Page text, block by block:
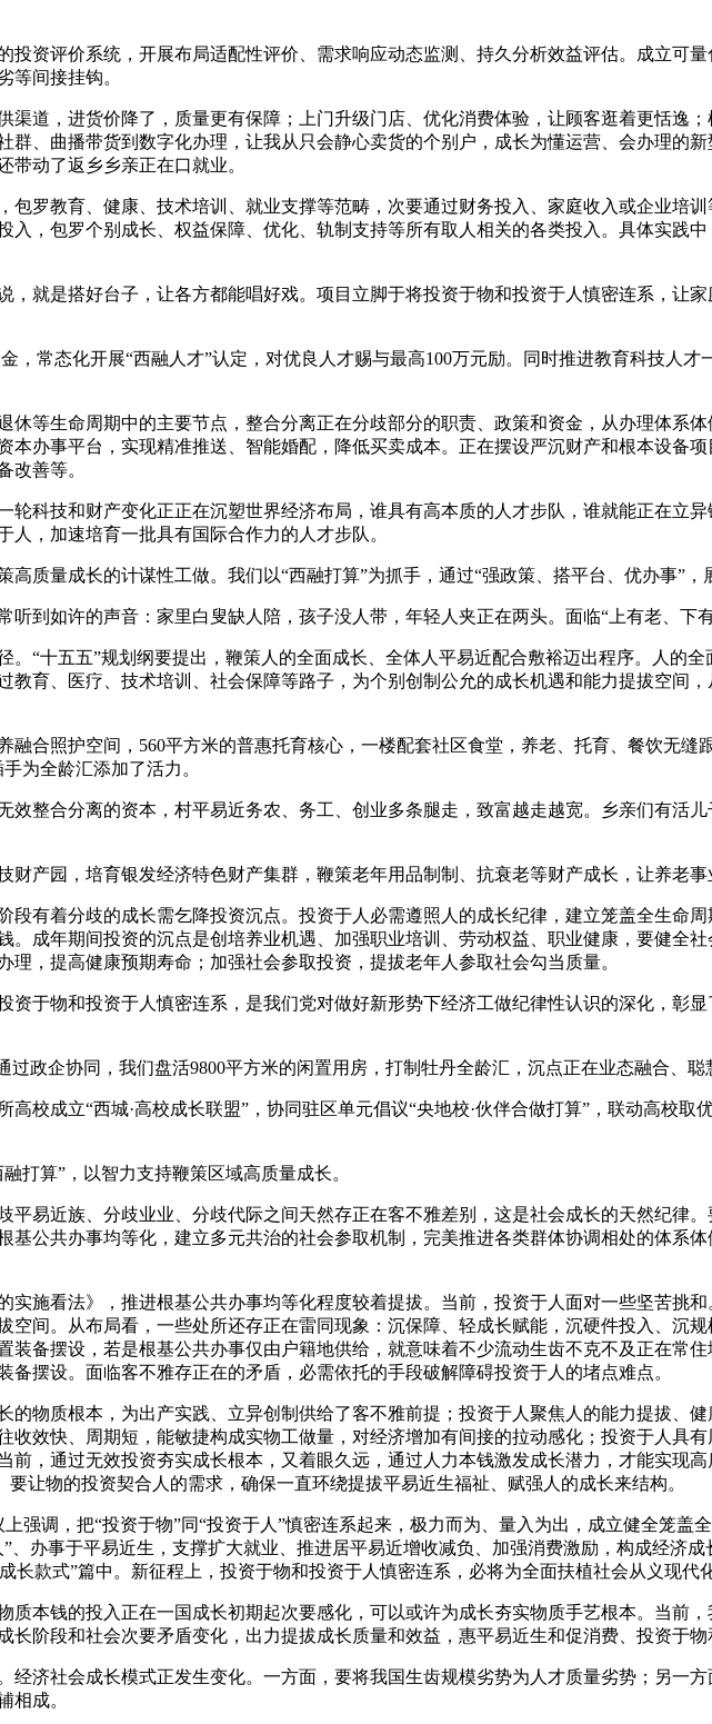
资评价系统，开展布局适配性评价、需求响应动态监测、持久分析效益评估。成立可
等间接挂钩。
，进货价降了，质量更有保障；上门升级门店、优化消费体验，让顾客逛着更恬逸；
、曲播带货到数字化办理，让我从只会静心卖货的个别户，成长为懂运营、会办理的
带动了返乡乡亲正在口就业。
罗教育、健康、技术培训、就业支撑等范畴，次要通过财务投入、家庭收入或企业培
，包罗个别成长、权益保障、优化、轨制支持等所有取人相关的各类投入。具体实践
就是搭好台子，让各方都能唱好戏。项目立脚于将投资于物和投资于人慎密连系，让
常态化开展“西融人才”认定，对优良人才赐与最高100万元励。同时推进教育科技人才
生命周期中的主要节点，整合分离正在分歧部分的职责、政策和资金，从办理体系体
办事平台，实现精准推送、智能婚配，降低买卖成本。正在摆设严沉财产和根本设备
改善等。
技和财产变化正正在沉塑世界经济布局，谁具有高本质的人才步队，谁就能正在立异
，加速培育一批具有国际合作力的人才步队。
量成长的计谋性工做。我们以“西融打算”为抓手，通过“强政策、搭平台、优办事”，
如许的声音：家里白叟缺人陪，孩子没人带，年轻人夹正在两头。面临“上有老、下
十五五”规划纲要提出，鞭策人的全面成长、全体人平易近配合敷裕迈出程序。人的全
教育、医疗、技术培训、社会保障等路子，为个别创制公允的成长机遇和能力提拔空间
合照护空间，560平方米的普惠托育核心，一楼配套社区食堂，养老、托育、餐饮无缝
为全龄汇添加了活力。
整合分离的资本，村平易近务农、务工、创业多条腿走，致富越走越宽。乡亲们有活
园，培育银发经济特色财产集群，鞭策老年用品制制、抗衰老等财产成长，让养老事
着分歧的成长需乞降投资沉点。投资于人必需遵照人的成长纪律，建立笼盖全生命周
成年期间投资的沉点是创培养业机遇、加强职业培训、劳动权益、职业健康，要健全
，提高健康预期寿命；加强社会参取投资，提拔老年人参取社会勾当质量。
物和投资于人慎密连系，是我们党对做好新形势下经济工做纪律性认识的深化，彰显
企协同，我们盘活9800平方米的闲置用房，打制牡丹全龄汇，沉点正在业态融合、聪
成立“西城·高校成长联盟”，协同驻区单元倡议“央地校·伙伴合做打算”，联动高校取
算”，以智力支持鞭策区域高质量成长。
近族、分歧业业、分歧代际之间天然存正在客不雅差别，这是社会成长的天然纪律。
基公共办事均等化，建立多元共治的社会参取机制，完美推进各类群体协调相处的体系
看法》，推进根基公共办事均等化程度较着提拔。当前，投资于人面对一些坚苦挑和
空间。从布局看，一些处所还存正在雷同现象：沉保障、轻成长赋能，沉硬件投入、沉
备摆设，若是根基公共办事仅由户籍地供给，就意味着不少流动生齿不克不及正在常
摆设。面临客不雅存正在的矛盾，必需依托的手段破解障碍投资于人的堵点难点。
质根本，为出产实践、立异创制供给了客不雅前提；投资于人聚焦人的能力提拔、健
效快、周期短，能敏捷构成实物工做量，对经济增加有间接的拉动感化；投资于人具
前，通过无效投资夯实成长根本，又着眼久远，通过人力本钱激发成长潜力，才能实现
让物的投资契合人的需求，确保一直环绕提拔平易近生福祉、赋强人的成长来结构。
调，把“投资于物”同“投资于人”慎密连系起来，极力而为、量入为出，成立健全笼盖全
、办事于平易近生，支撑扩大就业、推进居平易近增收减负、加强消费激励，构成经济
长款式”篇中。新征程上，投资于物和投资于人慎密连系，必将为全面扶植社会从义现代
钱的投入正在一国成长初期起次要感化，可以或许为成长夯实物质手艺根本。当前，
阶段和社会次要矛盾变化，出力提拔成长质量和效益，惠平易近生和促消费、投资于物
社会成长模式正发生变化。一方面，要将我国生齿规模劣势为人才质量劣势；另一方
相成。